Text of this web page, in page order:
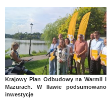
Krajowy Plan Odbudowy na Warmii i
Mazurach. W Iławie podsumowano
inwestycje